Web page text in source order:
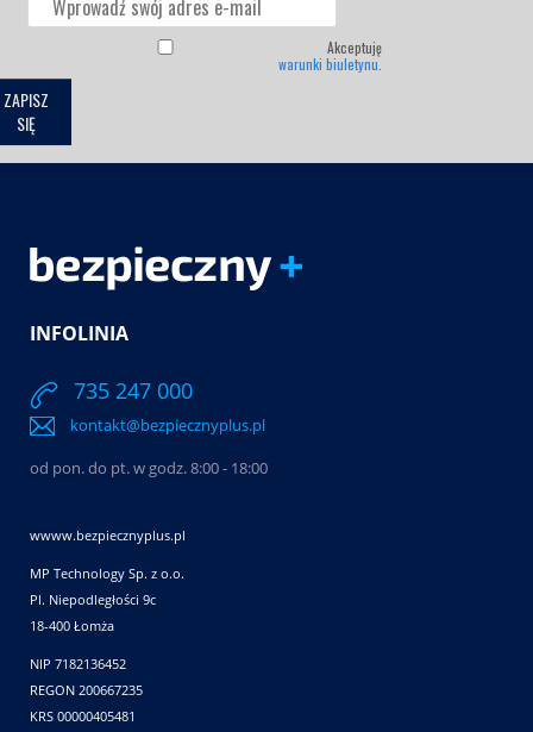
Akceptuję
warunki biuletynu.
ZAPISZ
SIĘ
INFOLINIA
735 247 000
kontakt@bezpiecznyplus.pl
od pon. do pt. w godz. 8:00 - 18:00
wwww.bezpiecznyplus.pl
MP Technology Sp. z o.o.
Pl. Niepodległości 9c
18-400 Łomża
NIP 7182136452
REGON 200667235
KRS 00000405481